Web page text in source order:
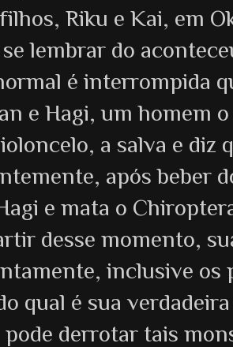
Riku e Kai, em
lembrar do
é interrompida
e Hagi, um homem
a salva e diz
após beber
e mata o
desse momento,
inclusive os
qual é sua
derrotar tais